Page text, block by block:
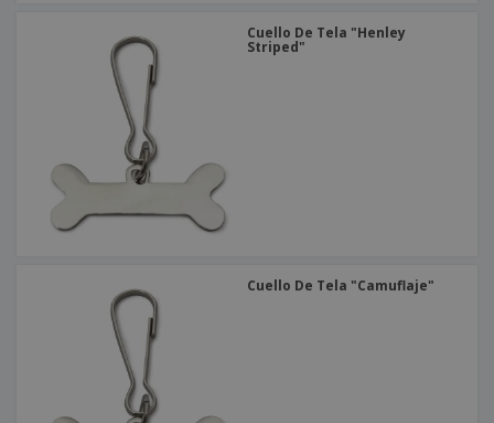
Cuello De Tela "Henley
Striped"
Cuello De Tela "Camuflaje"